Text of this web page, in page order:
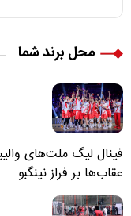
محل برند شما
فینال لیگ ملت‌های
عقاب‌ها بر فراز نینگبو